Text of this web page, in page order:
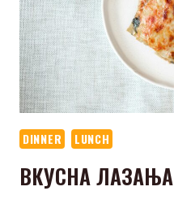
DINNER LUNCH
ВКУСНА ЛАЗАЊА